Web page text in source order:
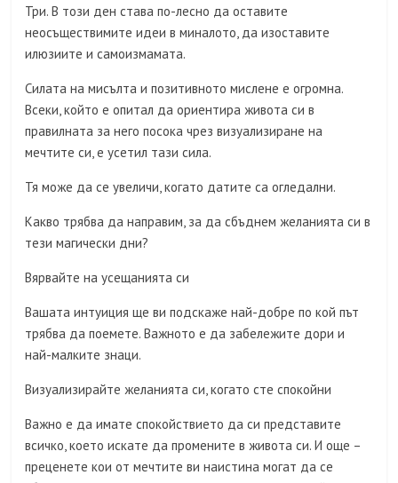
Три. В този ден става по-лесно да оставите
неосъществимите идеи в миналото, да изоставите
илюзиите и самоизмамата.
Силата на мисълта и позитивното мислене е огромна.
Всеки, който е опитал да ориентира живота си в
правилната за него посока чрез визуализиране на
мечтите си, е усетил тази сила.
Тя може да се увеличи, когато датите са огледални.
Какво трябва да направим, за да сбъднем желанията си в
тези магически дни?
Вярвайте на усещанията си
Вашата интуиция ще ви подскаже най-добре по кой път
трябва да поемете. Важното е да забележите дори и
най-малките знаци.
Визуализирайте желанията си, когато сте спокойни
Важно е да имате спокойствието да си представите
всичко, което искате да промените в живота си. И още –
преценете кои от мечтите ви наистина могат да се